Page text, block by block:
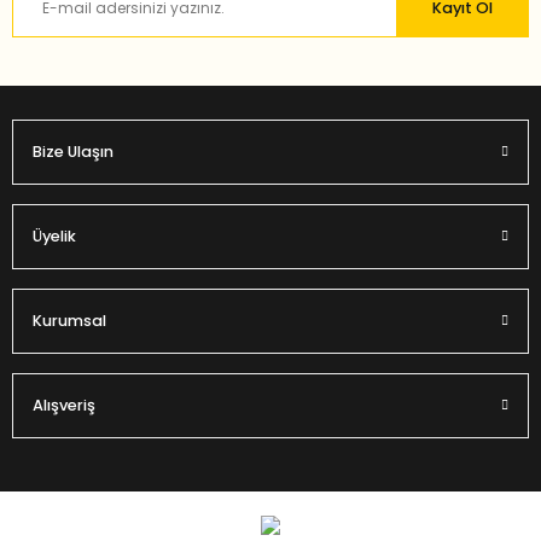
Gönder
Kayıt Ol
Bize Ulaşın
Üyelik
Kurumsal
Alışveriş